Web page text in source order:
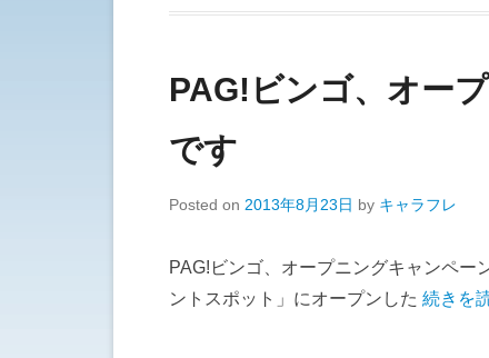
PAG!ビンゴ、オー
です
Posted on 2013年8月23日 by キャラフレ
PAG!ビンゴ、オープニングキャンペー
ントスポット」にオープンした 続きを